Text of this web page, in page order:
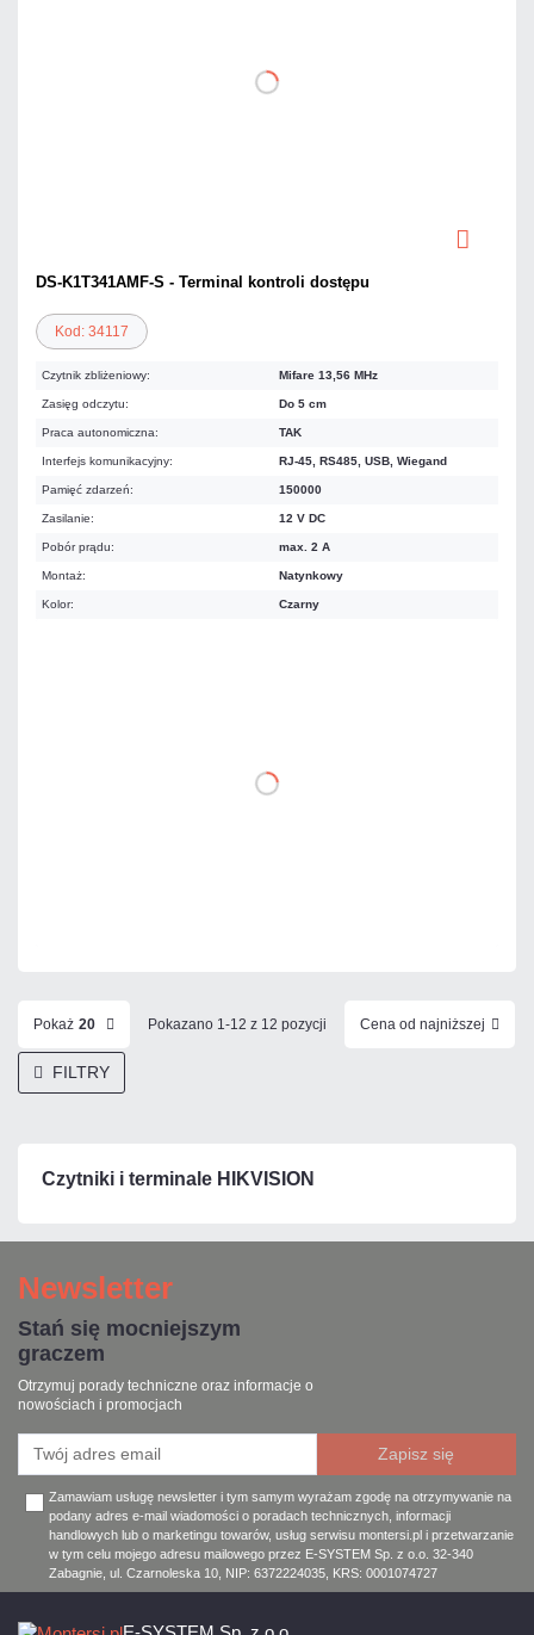
DS-K1T341AMF-S - Terminal kontroli dostępu
Kod: 34117
Czytnik zbliżeniowy: Mifare 13,56 MHz
Zasięg odczytu: Do 5 cm
Praca autonomiczna: TAK
Interfejs komunikacyjny: RJ-45, RS485, USB, Wiegand
Pamięć zdarzeń: 150000
Zasilanie: 12 V DC
Pobór prądu: max. 2 A
Montaż: Natynkowy
Kolor: Czarny
DO KOSZYKA
Pokaż 20 Pokazano 1-12 z 12 pozycji Cena od najniższej
FILTRY
Czytniki i terminale HIKVISION
Newsletter
Stań się mocniejszym
graczem
Otrzymuj porady techniczne oraz informacje o
nowościach i promocjach
Zamawiam usługę newsletter i tym samym wyrażam zgodę na otrzymywanie na
podany adres e-mail wiadomości o poradach technicznych, informacji
handlowych lub o marketingu towarów, usług serwisu montersi.pl i przetwarzanie
w tym celu mojego adresu mailowego przez E-SYSTEM Sp. z o.o. 32-340
Zabagnie, ul. Czarnoleska 10, NIP: 6372224035, KRS: 0001074727